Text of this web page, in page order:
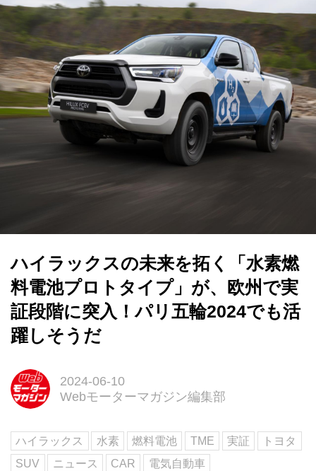
ハイラックスの未来を拓く「水素燃
料電池プロトタイプ」が、欧州で実
証段階に突入！パリ五輪2024でも活
躍しそうだ
2024-06-10
Webモーターマガジン編集部
ハイラックス 水素 燃料電池 TME 実証
トヨタ
SUV
ニュース CAR 電気自動車